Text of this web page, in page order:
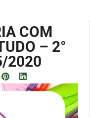
COM
– 2°
2020